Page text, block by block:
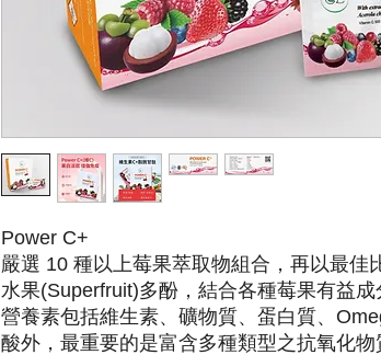
Power C+
嚴選 10 種以上莓果萃取物組合，再以最佳
水果(Superfruit)多酚，結合各種莓果有益
營養素包括維生素、礦物質、蛋白質、
酸外，最重要的是富含多種類型之抗氧化物